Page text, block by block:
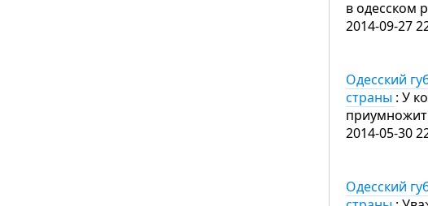
в одесском
2014-09-27
Одесский
страны : У
2014-05-30
Одесский